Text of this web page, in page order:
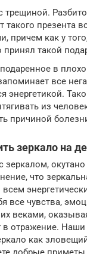
трещиной.
такого презента
причем как у
принял такой
в
все
энергетикой.
из
причиной
зеркало на
зеркалом,
что
всем
все чувства,
веками,
в отражение.
как